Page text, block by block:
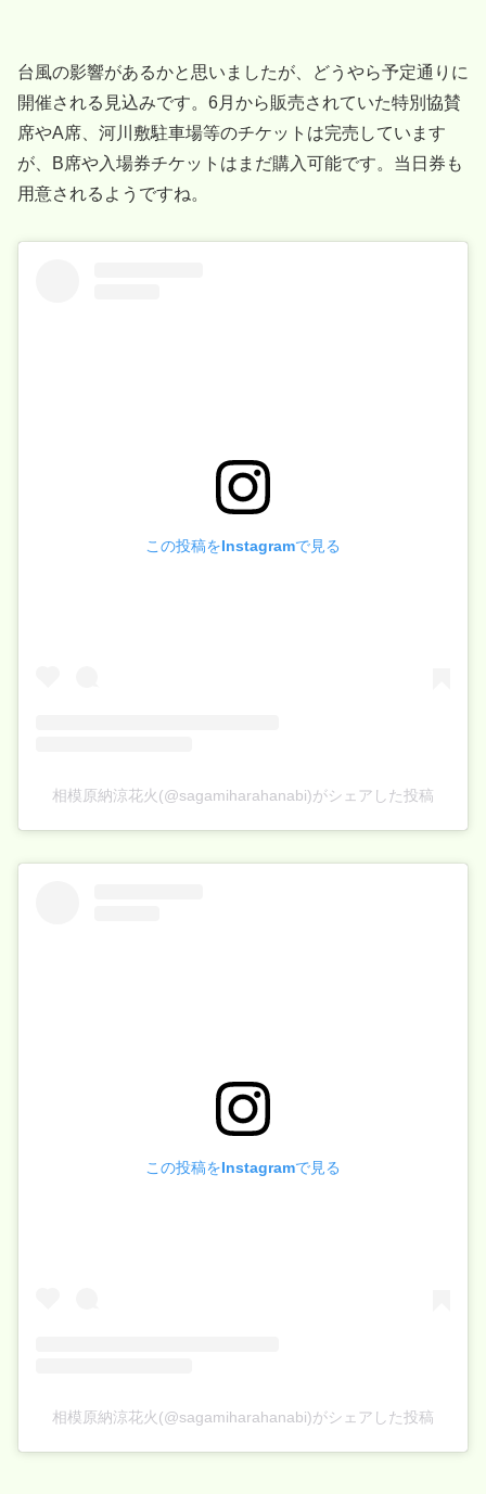
台風の影響があるかと思いましたが、どうやら予定通りに
開催される見込みです。6月から販売されていた特別協賛
席やA席、河川敷駐車場等のチケットは完売しています
が、B席や入場券チケットはまだ購入可能です。当日券も
用意されるようですね。
この投稿をInstagramで見る
相模原納涼花火(@sagamiharahanabi)がシェアした投稿
この投稿をInstagramで見る
相模原納涼花火(@sagamiharahanabi)がシェアした投稿